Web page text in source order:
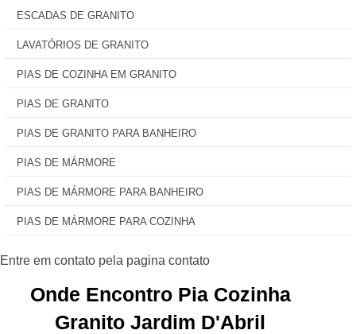
ESCADAS DE GRANITO
LAVATÓRIOS DE GRANITO
PIAS DE COZINHA EM GRANITO
PIAS DE GRANITO
PIAS DE GRANITO PARA BANHEIRO
PIAS DE MÁRMORE
PIAS DE MÁRMORE PARA BANHEIRO
PIAS DE MÁRMORE PARA COZINHA
Onde Encontro Pia Cozinha
Granito Jardim D'Abril